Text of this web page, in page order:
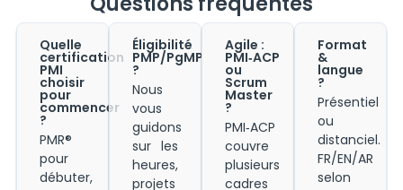
Quelle
certification
PMI
choisir
pour
commencer
?
PMR®
pour
débuter,
Éligibilité
PMP/PgMP
?
Nous
vous
guidons
sur les
heures,
projets
Agile :
PMI‑ACP
ou
Scrum
Master
?
PMI‑ACP
couvre
plusieurs
cadres
Format
&
langue
?
Présentiel
ou
distanciel.
FR/EN/AR
selon